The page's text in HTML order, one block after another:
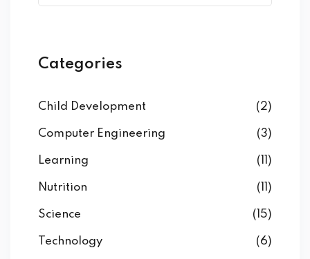
Categories
Child Development (2)
Computer Engineering (3)
Learning (11)
Nutrition (11)
Science (15)
Technology (6)